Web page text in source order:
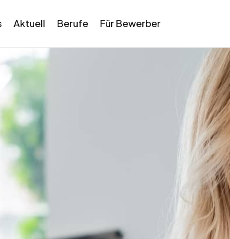
Aktuell Berufe Für Bewerber